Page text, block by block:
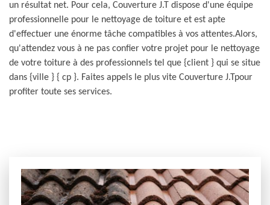
un résultat net. Pour cela, Couverture J.T dispose d'une équipe
professionnelle pour le nettoyage de toiture et est apte
d'effectuer une énorme tâche compatibles à vos attentes.Alors,
qu'attendez vous à ne pas confier votre projet pour le nettoyage
de votre toiture à des professionnels tel que {client } qui se situe
dans {ville } { cp }. Faites appels le plus vite Couverture J.Tpour
profiter toute ses services.